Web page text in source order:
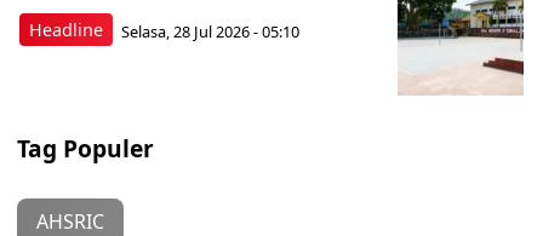
Headline Selasa, 28 Jul 2026 - 05:10
Tag Populer
AHSRIC